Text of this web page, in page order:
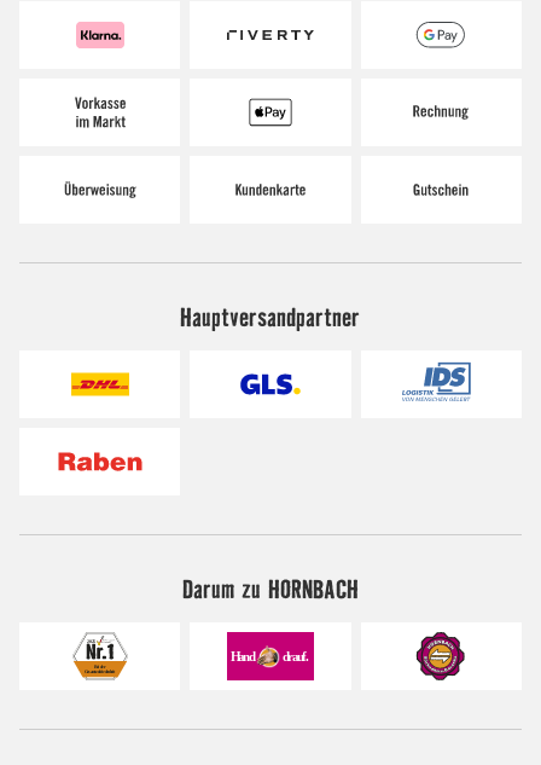
Hauptversandpartner
Darum zu HORNBACH